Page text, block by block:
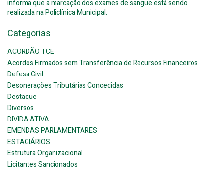
informa que a marcação dos exames de sangue está sendo
realizada na Policlínica Municipal.
Categorias
ACORDÃO TCE
Acordos Firmados sem Transferência de Recursos Financeiros
Defesa Civil
Desonerações Tributárias Concedidas
Destaque
Diversos
DIVIDA ATIVA
EMENDAS PARLAMENTARES
ESTAGIÁRIOS
Estrutura Organizacional
Licitantes Sancionados